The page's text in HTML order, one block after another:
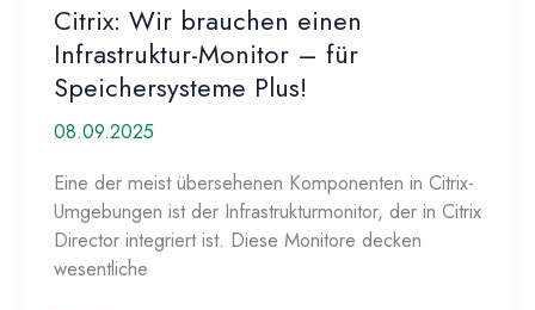
Citrix: Wir brauchen einen
Infrastruktur-Monitor – für
Speichersysteme Plus!
08.09.2025
Eine der meist übersehenen Komponenten in Citrix-
Umgebungen ist der Infrastrukturmonitor, der in Citrix
Director integriert ist. Diese Monitore decken
wesentliche